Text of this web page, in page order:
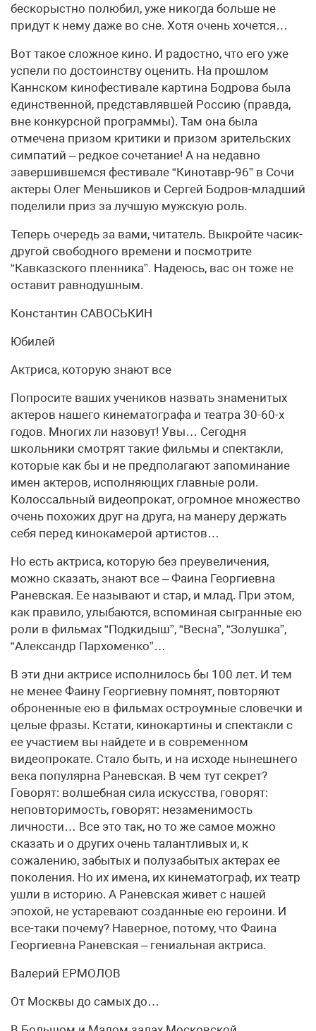
бескорыстно полюбил, уже никогда больше не
придут к нему даже во сне. Хотя очень хочется…
Вот такое сложное кино. И радостно, что его уже
успели по достоинству оценить. На прошлом
Каннском кинофестивале картина Бодрова была
единственной, представлявшей Россию (правда,
вне конкурсной программы). Там она была
отмечена призом критики и призом зрительских
симпатий – редкое сочетание! А на недавно
завершившемся фестивале “Кинотавр-96” в Сочи
актеры Олег Меньшиков и Сергей Бодров-младший
поделили приз за лучшую мужскую роль.
Теперь очередь за вами, читатель. Выкройте часик-
другой свободного времени и посмотрите
“Кавказского пленника”. Надеюсь, вас он тоже не
оставит равнодушным.
Константин САВОСЬКИН
Юбилей
Актриса, которую знают все
Попросите ваших учеников назвать знаменитых
актеров нашего кинематографа и театра 30-60-х
годов. Многих ли назовут! Увы… Сегодня
школьники смотрят такие фильмы и спектакли,
которые как бы и не предполагают запоминание
имен актеров, исполняющих главные роли.
Колоссальный видеопрокат, огромное множество
очень похожих друг на друга, на манеру держать
себя перед кинокамерой артистов…
Но есть актриса, которую без преувеличения,
можно сказать, знают все – Фаина Георгиевна
Раневская. Ее называют и стар, и млад. При этом,
как правило, улыбаются, вспоминая сыгранные ею
роли в фильмах “Подкидыш”, “Весна”, “Золушка”,
“Александр Пархоменко”…
В эти дни актрисе исполнилось бы 100 лет. И тем
не менее Фаину Георгиевну помнят, повторяют
оброненные ею в фильмах остроумные словечки и
целые фразы. Кстати, кинокартины и спектакли с
ее участием вы найдете и в современном
видеопрокате. Стало быть, и на исходе нынешнего
века популярна Раневская. В чем тут секрет?
Говорят: волшебная сила искусства, говорят:
неповторимость, говорят: незаменимость
личности… Все это так, но то же самое можно
сказать и о других очень талантливых и, к
сожалению, забытых и полузабытых актерах ее
поколения. Но их имена, их кинематограф, их театр
ушли в историю. А Раневская живет с нашей
эпохой, не устаревают созданные ею героини. И
все-таки почему? Наверное, потому, что Фаина
Георгиевна Раневская – гениальная актриса.
Валерий ЕРМОЛОВ
От Москвы до самых до…